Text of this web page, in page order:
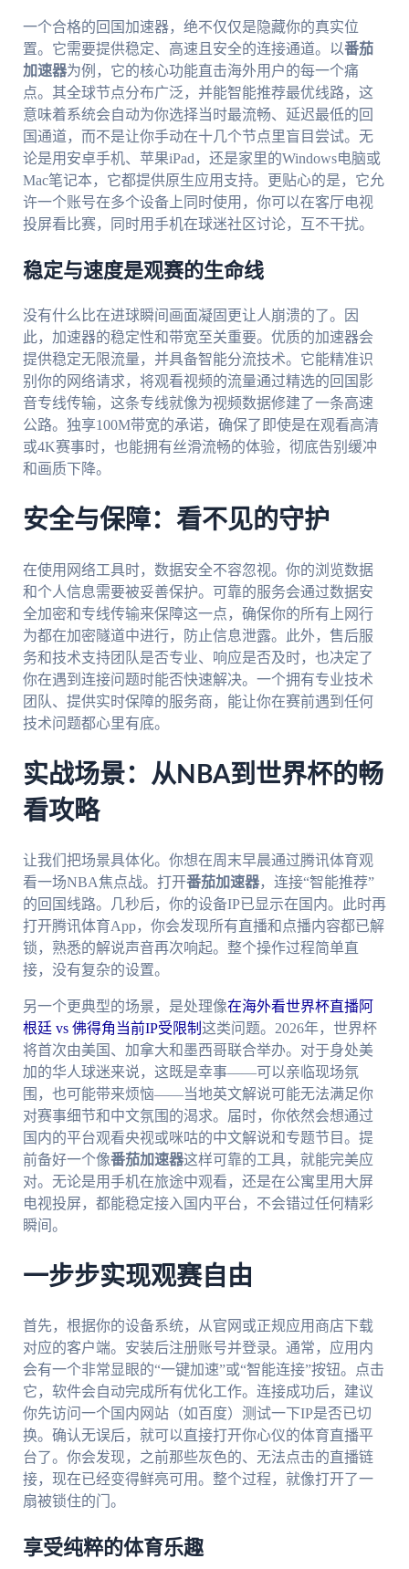
一个合格的回国加速器，绝不仅仅是隐藏你的真实位
置。它需要提供稳定、高速且安全的连接通道。以番茄
加速器为例，它的核心功能直击海外用户的每一个痛
点。其全球节点分布广泛，并能智能推荐最优线路，这
意味着系统会自动为你选择当时最流畅、延迟最低的回
国通道，而不是让你手动在十几个节点里盲目尝试。无
论是用安卓手机、苹果iPad，还是家里的Windows电脑或
Mac笔记本，它都提供原生应用支持。更贴心的是，它允
许一个账号在多个设备上同时使用，你可以在客厅电视
投屏看比赛，同时用手机在球迷社区讨论，互不干扰。
稳定与速度是观赛的生命线
没有什么比在进球瞬间画面凝固更让人崩溃的了。因
此，加速器的稳定性和带宽至关重要。优质的加速器会
提供稳定无限流量，并具备智能分流技术。它能精准识
别你的网络请求，将观看视频的流量通过精选的回国影
音专线传输，这条专线就像为视频数据修建了一条高速
公路。独享100M带宽的承诺，确保了即使是在观看高清
或4K赛事时，也能拥有丝滑流畅的体验，彻底告别缓冲
和画质下降。
安全与保障：看不见的守护
在使用网络工具时，数据安全不容忽视。你的浏览数据
和个人信息需要被妥善保护。可靠的服务会通过数据安
全加密和专线传输来保障这一点，确保你的所有上网行
为都在加密隧道中进行，防止信息泄露。此外，售后服
务和技术支持团队是否专业、响应是否及时，也决定了
你在遇到连接问题时能否快速解决。一个拥有专业技术
团队、提供实时保障的服务商，能让你在赛前遇到任何
技术问题都心里有底。
实战场景：从NBA到世界杯的畅
看攻略
让我们把场景具体化。你想在周末早晨通过腾讯体育观
看一场NBA焦点战。打开番茄加速器，连接“智能推荐”
的回国线路。几秒后，你的设备IP已显示在国内。此时再
打开腾讯体育App，你会发现所有直播和点播内容都已解
锁，熟悉的解说声音再次响起。整个操作过程简单直
接，没有复杂的设置。
另一个更典型的场景，是处理像在海外看世界杯直播阿
根廷 vs 佛得角当前IP受限制 这类问题。2026年，世界杯
将首次由美国、加拿大和墨西哥联合举办。对于身处美
加的华人球迷来说，这既是幸事——可以亲临现场氛
围，也可能带来烦恼——当地英文解说可能无法满足你
对赛事细节和中文氛围的渴求。届时，你依然会想通过
国内的平台观看央视或咪咕的中文解说和专题节目。提
前备好一个像番茄加速器这样可靠的工具，就能完美应
对。无论是用手机在旅途中观看，还是在公寓里用大屏
电视投屏，都能稳定接入国内平台，不会错过任何精彩
瞬间。
一步步实现观赛自由
首先，根据你的设备系统，从官网或正规应用商店下载
对应的客户端。安装后注册账号并登录。通常，应用内
会有一个非常显眼的“一键加速”或“智能连接”按钮。点击
它，软件会自动完成所有优化工作。连接成功后，建议
你先访问一个国内网站（如百度）测试一下IP是否已切
换。确认无误后，就可以直接打开你心仪的体育直播平
台了。你会发现，之前那些灰色的、无法点击的直播链
接，现在已经变得鲜亮可用。整个过程，就像打开了一
扇被锁住的门。
享受纯粹的体育乐趣